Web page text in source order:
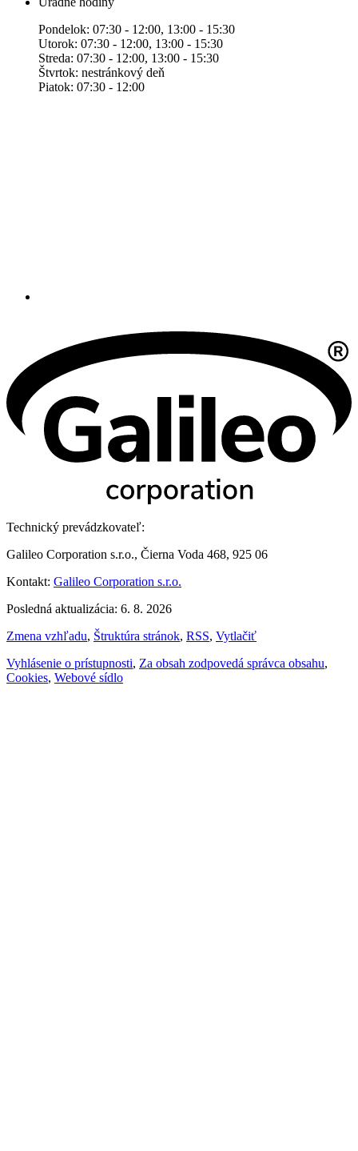
Pondelok: 07:30 - 12:00, 13:00 - 15:30
Utorok: 07:30 - 12:00, 13:00 - 15:30
Streda: 07:30 - 12:00, 13:00 - 15:30
Štvrtok: nestránkový deň
Piatok: 07:30 - 12:00
Technický prevádzkovateľ:
Galileo Corporation s.r.o., Čierna Voda 468, 925 06
Kontakt: Galileo Corporation s.r.o.
Posledná aktualizácia: 6. 8. 2026
Zmena vzhľadu, Štruktúra stránok, RSS, Vytlačiť
Vyhlásenie o prístupnosti, Za obsah zodpovedá správca obsahu,
Cookies, Webové sídlo